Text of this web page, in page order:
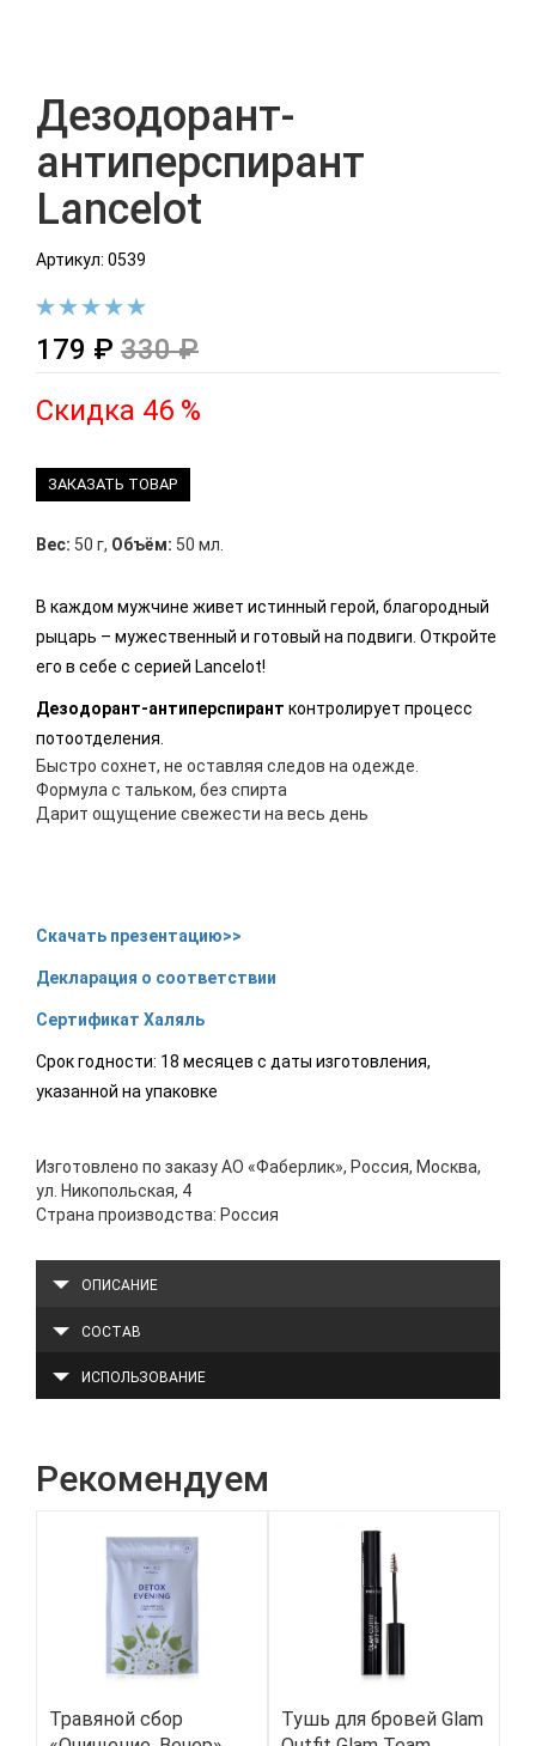
Дезодорант-
антиперспирант
Lancelot
Артикул: 0539
179 ₽ 330 ₽
Скидка 46 %
ЗАКАЗАТЬ ТОВАР
Вес: 50 г, Объём: 50 мл.
В каждом мужчине живет истинный герой, благородный
рыцарь – мужественный и готовый на подвиги. Откройте
его в себе с серией Lancelot!
Дезодорант-антиперспирант контролирует процесс
потоотделения.
Быстро сохнет, не оставляя следов на одежде.
Формула с тальком, без спирта
Дарит ощущение свежести на весь день
Скачать презентацию>>
Декларация о соответствии
Сертификат Халяль
Срок годности: 18 месяцев с даты изготовления,
указанной на упаковке
Изготовлено по заказу АО «Фаберлик», Россия, Москва,
ул. Никопольская, 4
Страна производства: Россия
ОПИСАНИЕ
СОСТАВ
ИСПОЛЬЗОВАНИЕ
Рекомендуем
Травяной сбор
Тушь для бровей Glam